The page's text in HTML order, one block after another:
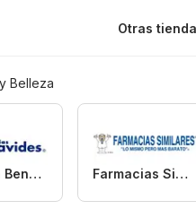
Otras
Belleza
Farmacia Benavides Farmacias Similares